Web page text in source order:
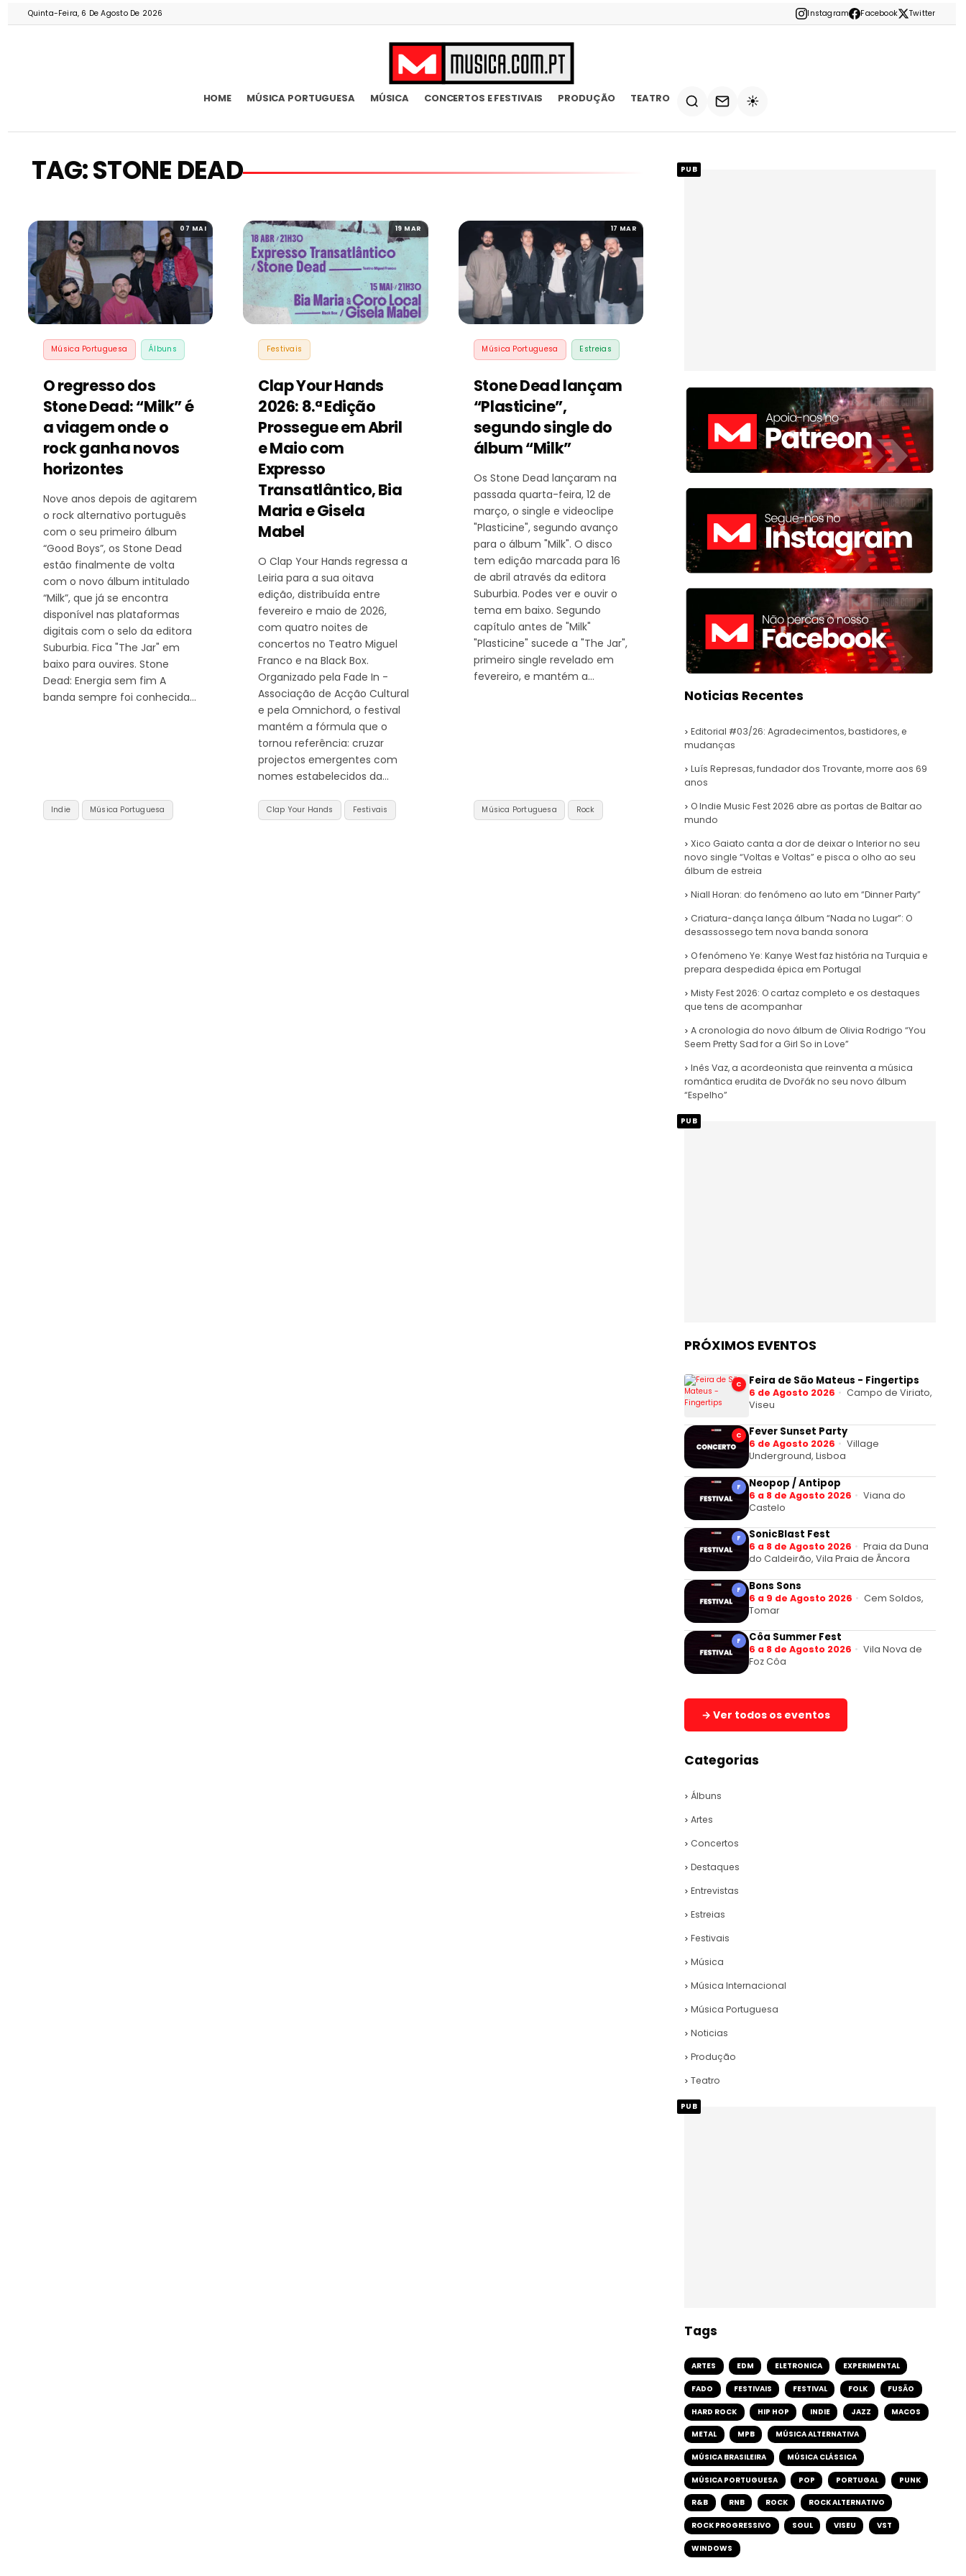
Quinta-Feira, 6 De Agosto De 2026 Instagram Facebook Twitter
HOME MÚSICA PORTUGUESA MÚSICA CONCERTOS E FESTIVAIS PRODUÇÃO TEATRO ☀️
TAG: STONE DEAD
07 MAI
Música Portuguesa Álbuns
O regresso dos
Stone Dead: “Milk” é
a viagem onde o
rock ganha novos
horizontes
Nove anos depois de agitarem
o rock alternativo português
com o seu primeiro álbum
“Good Boys”, os Stone Dead
estão finalmente de volta
com o novo álbum intitulado
“Milk”, que já se encontra
disponível nas plataformas
digitais com o selo da editora
Suburbia. Fica "The Jar" em
baixo para ouvires. Stone
Dead: Energia sem fim A
banda sempre foi conhecida…
Indie Música Portuguesa
19 MAR
Festivais
Clap Your Hands
2026: 8.ª Edição
Prossegue em Abril
e Maio com
Expresso
Transatlântico, Bia
Maria e Gisela
Mabel
O Clap Your Hands regressa a
Leiria para a sua oitava
edição, distribuída entre
fevereiro e maio de 2026,
com quatro noites de
concertos no Teatro Miguel
Franco e na Black Box.
Organizado pela Fade In -
Associação de Acção Cultural
e pela Omnichord, o festival
mantém a fórmula que o
tornou referência: cruzar
projectos emergentes com
nomes estabelecidos da…
Clap Your Hands Festivais
17 MAR
Música Portuguesa Estreias
Stone Dead lançam
“Plasticine”,
segundo single do
álbum “Milk”
Os Stone Dead lançaram na
passada quarta-feira, 12 de
março, o single e videoclipe
"Plasticine", segundo avanço
para o álbum "Milk". O disco
tem edição marcada para 16
de abril através da editora
Suburbia. Podes ver e ouvir o
tema em baixo. Segundo
capítulo antes de "Milk"
"Plasticine" sucede a "The Jar",
primeiro single revelado em
fevereiro, e mantém a…
Música Portuguesa Rock
PUB
Noticias Recentes
Editorial #03/26: Agradecimentos, bastidores, e
mudanças
Luís Represas, fundador dos Trovante, morre aos 69
anos
O Indie Music Fest 2026 abre as portas de Baltar ao
mundo
Xico Gaiato canta a dor de deixar o Interior no seu
novo single “Voltas e Voltas” e pisca o olho ao seu
álbum de estreia
Niall Horan: do fenómeno ao luto em “Dinner Party”
Criatura-dança lança álbum “Nada no Lugar”: O
desassossego tem nova banda sonora
O fenómeno Ye: Kanye West faz história na Turquia e
prepara despedida épica em Portugal
Misty Fest 2026: O cartaz completo e os destaques
que tens de acompanhar
A cronologia do novo álbum de Olivia Rodrigo “You
Seem Pretty Sad for a Girl So in Love”
Inês Vaz, a acordeonista que reinventa a música
romântica erudita de Dvořák no seu novo álbum
“Espelho”
PUB
PRÓXIMOS EVENTOS
C Feira de São Mateus - Fingertips
6 de Agosto 2026
Campo de Viriato,
Viseu
C Fever Sunset Party
6 de Agosto 2026
Village
Underground, Lisboa
F Neopop / Antipop
6 a 8 de Agosto 2026
Viana do
Castelo
F SonicBlast Fest
6 a 8 de Agosto 2026
Praia da Duna
do Caldeirão, Vila Praia de Âncora
F Bons Sons
6 a 9 de Agosto 2026
Cem Soldos,
Tomar
F Côa Summer Fest
6 a 8 de Agosto 2026
Vila Nova de
Foz Côa
→ Ver todos os eventos
Categorias
Álbuns
Artes
Concertos
Destaques
Entrevistas
Estreias
Festivais
Música
Música Internacional
Música Portuguesa
Noticias
Produção
Teatro
PUB
Tags
ARTES EDM ELETRONICA EXPERIMENTAL
FADO FESTIVAIS FESTIVAL FOLK FUSÃO
HARD ROCK HIP HOP INDIE JAZZ MACOS
METAL MPB MÚSICA ALTERNATIVA
MÚSICA BRASILEIRA MÚSICA CLÁSSICA
MÚSICA PORTUGUESA POP PORTUGAL PUNK
R&B RNB ROCK ROCK ALTERNATIVO
ROCK PROGRESSIVO SOUL VISEU VST
WINDOWS